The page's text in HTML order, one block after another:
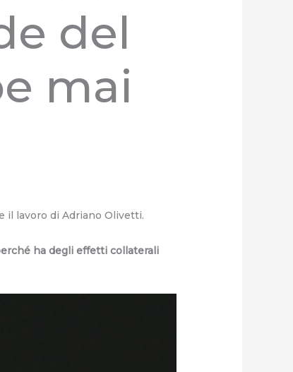
del
mai
il lavoro di Adriano Olivetti.
ha degli effetti collaterali